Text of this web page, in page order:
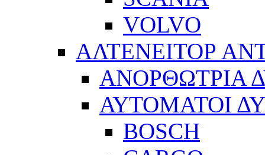
VOLVO
ΑΛΤΕΝΕΙΤΟΡ
ΑΝΟΡΘΩΤΡΙΑ
ΑΥΤΟΜΑΤΟΙ
BOSCH